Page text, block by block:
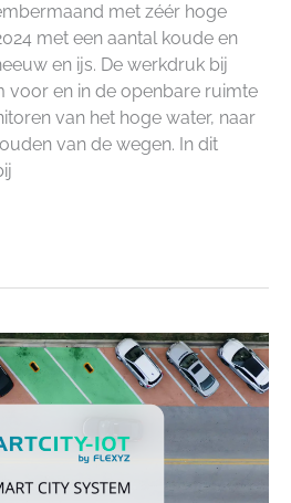
met zéér hoge
met een aantal koude en
en ijs. De werkdruk bij
voor en in de openbare ruimte
van het hoge water, naar
van de wegen. In dit